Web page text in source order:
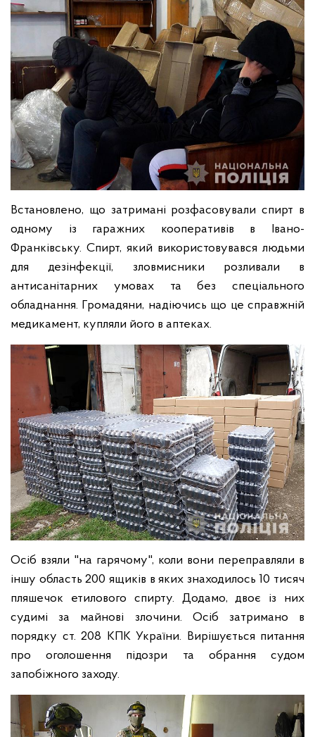
Встановлено, що затримані розфасовували спирт в
одному із гаражних кооперативів в Івано-
Франківську. Спирт, який використовувався людьми
для дезінфекції, зловмисники розливали в
антисанітарних умовах та без спеціального
обладнання. Громадяни, надіючись що це справжній
медикамент, купляли його в аптеках.
Осіб взяли "на гарячому", коли вони переправляли в
іншу область 200 ящиків в яких знаходилось 10 тисяч
пляшечок етилового спирту. Додамо, двоє із них
судимі за майнові злочини. Осіб затримано в
порядку ст. 208 КПК України. Вирішується питання
про оголошення підозри та обрання судом
запобіжного заходу.